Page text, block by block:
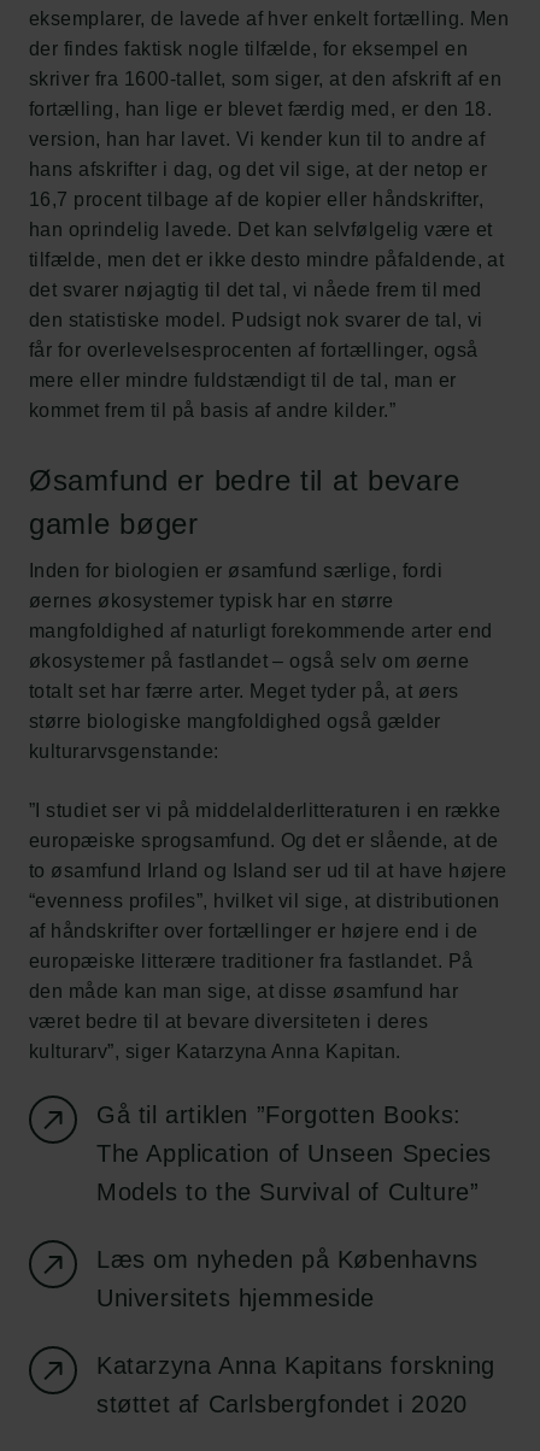
eksemplarer, de lavede af hver enkelt fortælling. Men
der findes faktisk nogle tilfælde, for eksempel en
skriver fra 1600-tallet, som siger, at den afskrift af en
fortælling, han lige er blevet færdig med, er den 18.
version, han har lavet. Vi kender kun til to andre af
hans afskrifter i dag, og det vil sige, at der netop er
16,7 procent tilbage af de kopier eller håndskrifter,
han oprindelig lavede. Det kan selvfølgelig være et
tilfælde, men det er ikke desto mindre påfaldende, at
det svarer nøjagtig til det tal, vi nåede frem til med
den statistiske model. Pudsigt nok svarer de tal, vi
får for overlevelsesprocenten af fortællinger, også
mere eller mindre fuldstændigt til de tal, man er
kommet frem til på basis af andre kilder.”
Øsamfund er bedre til at bevare
gamle bøger
Inden for biologien er øsamfund særlige, fordi
øernes økosystemer typisk har en større
mangfoldighed af naturligt forekommende arter end
økosystemer på fastlandet – også selv om øerne
totalt set har færre arter. Meget tyder på, at øers
større biologiske mangfoldighed også gælder
kulturarvsgenstande:
”I studiet ser vi på middelalderlitteraturen i en række
europæiske sprogsamfund. Og det er slående, at de
to øsamfund Irland og Island ser ud til at have højere
“evenness profiles”, hvilket vil sige, at distributionen
af håndskrifter over fortællinger er højere end i de
europæiske litterære traditioner fra fastlandet. På
den måde kan man sige, at disse øsamfund har
været bedre til at bevare diversiteten i deres
kulturarv”, siger Katarzyna Anna Kapitan.
Gå til artiklen ”Forgotten Books:
The Application of Unseen Species
Models to the Survival of Culture”
Læs om nyheden på Københavns
Universitets hjemmeside
Katarzyna Anna Kapitans forskning
støttet af Carlsbergfondet i 2020